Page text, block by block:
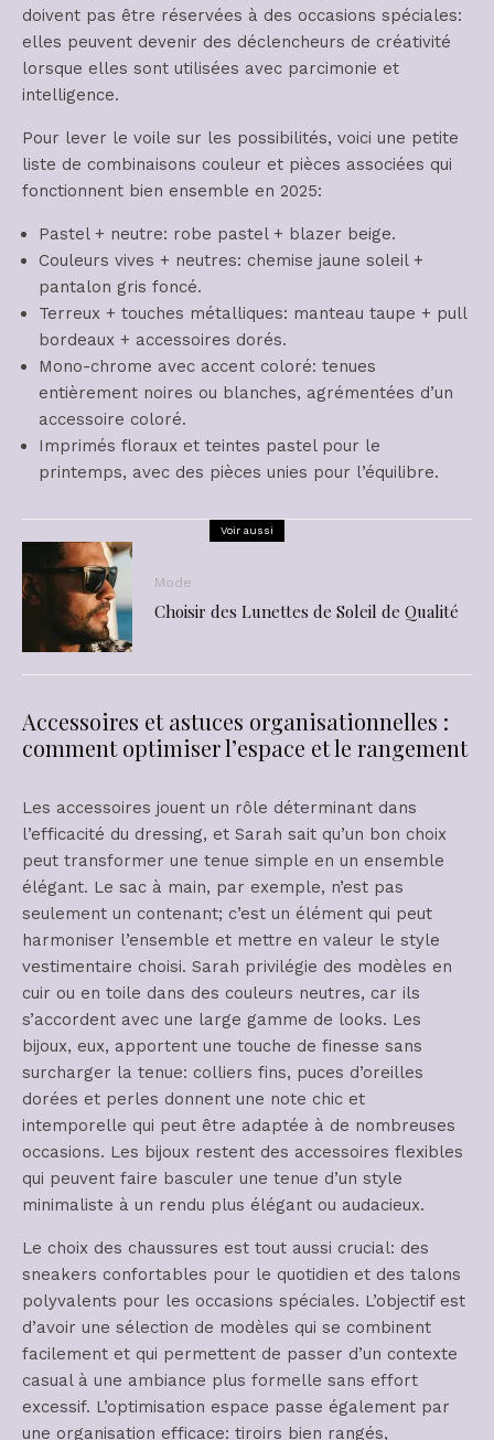
doivent pas être réservées à des occasions spéciales:
elles peuvent devenir des déclencheurs de créativité
lorsque elles sont utilisées avec parcimonie et
intelligence.
Pour lever le voile sur les possibilités, voici une petite
liste de combinaisons couleur et pièces associées qui
fonctionnent bien ensemble en 2025:
Pastel + neutre: robe pastel + blazer beige.
Couleurs vives + neutres: chemise jaune soleil +
pantalon gris foncé.
Terreux + touches métalliques: manteau taupe + pull
bordeaux + accessoires dorés.
Mono-chrome avec accent coloré: tenues
entièrement noires ou blanches, agrémentées d’un
accessoire coloré.
Imprimés floraux et teintes pastel pour le
printemps, avec des pièces unies pour l’équilibre.
Voir aussi
Mode
Choisir des Lunettes de Soleil de Qualité
Accessoires et astuces organisationnelles :
comment optimiser l’espace et le rangement
Les accessoires jouent un rôle déterminant dans
l’efficacité du dressing, et Sarah sait qu’un bon choix
peut transformer une tenue simple en un ensemble
élégant. Le sac à main, par exemple, n’est pas
seulement un contenant; c’est un élément qui peut
harmoniser l’ensemble et mettre en valeur le style
vestimentaire choisi. Sarah privilégie des modèles en
cuir ou en toile dans des couleurs neutres, car ils
s’accordent avec une large gamme de looks. Les
bijoux, eux, apportent une touche de finesse sans
surcharger la tenue: colliers fins, puces d’oreilles
dorées et perles donnent une note chic et
intemporelle qui peut être adaptée à de nombreuses
occasions. Les bijoux restent des accessoires flexibles
qui peuvent faire basculer une tenue d’un style
minimaliste à un rendu plus élégant ou audacieux.
Le choix des chaussures est tout aussi crucial: des
sneakers confortables pour le quotidien et des talons
polyvalents pour les occasions spéciales. L’objectif est
d’avoir une sélection de modèles qui se combinent
facilement et qui permettent de passer d’un contexte
casual à une ambiance plus formelle sans effort
excessif. L’optimisation espace passe également par
une organisation efficace: tiroirs bien rangés,